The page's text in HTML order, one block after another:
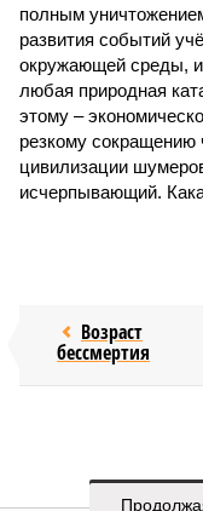
полным
развития событий
окружающей среды,
любая природная
этому –
резкому сокращению
цивилизации
исчерпывающий.
Возраст
бессмертия